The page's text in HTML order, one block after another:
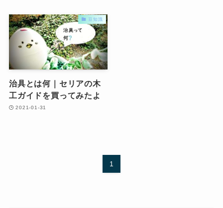
豆知識
治具とは何｜セリアの木
工ガイドを買ってみたよ
2021-01-31
1